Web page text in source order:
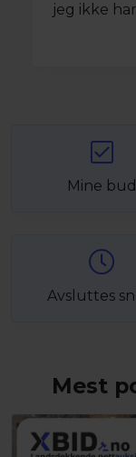
jeg ikke
Mine bud
Avsluttes
Mest